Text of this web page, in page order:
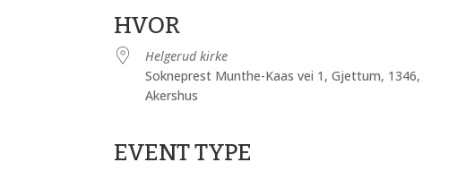
iCalendar
HVOR
Helgerud kirke
Sokneprest Munthe-Kaas vei 1, Gjettum, 1346,
Akershus
EVENT TYPE